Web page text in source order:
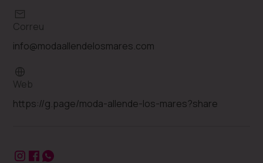
Correu
info@modaallendelosmares.com
Web
https://g.page/moda-allende-los-mares?share